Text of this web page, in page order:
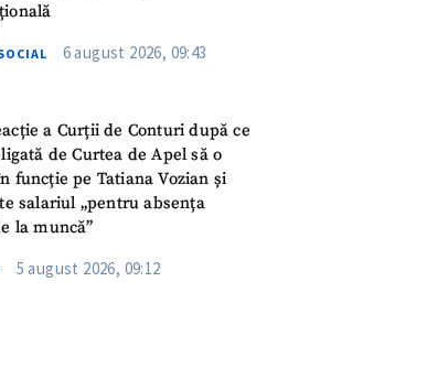
6 august 2026, 09:43
a Curții de Conturi după ce
de Curtea de Apel să o
funcție pe Tatiana Vozian și
salariul „pentru absența
la muncă”
5 august 2026, 09:12